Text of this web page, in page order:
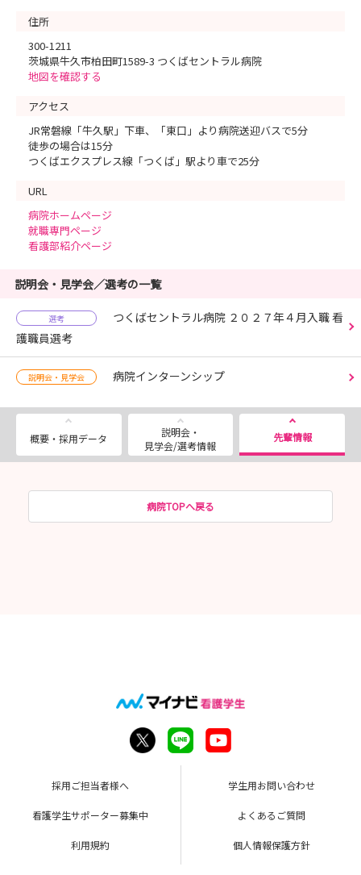
住所
300-1211
茨城県牛久市柏田町1589-3 つくばセントラル病院
地図を確認する
アクセス
JR常磐線「牛久駅」下車、「東口」より病院送迎バスで5分
徒歩の場合は15分
つくばエクスプレス線「つくば」駅より車で25分
URL
病院ホームページ
就職専門ページ
看護部紹介ページ
説明会・見学会／選考の一覧
選考
つくばセントラル病院 ２０２７年４月入職 看
護職員選考
説明会・見学会 病院インターンシップ
概要・採用データ
説明会・
見学会/選考情報
先輩情報
病院TOPへ戻る
採用ご担当者様へ 学生用お問い合わせ
看護学生サポーター募集中 よくあるご質問
利用規約 個人情報保護方針